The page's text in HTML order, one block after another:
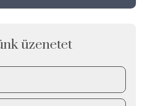
üzenetet